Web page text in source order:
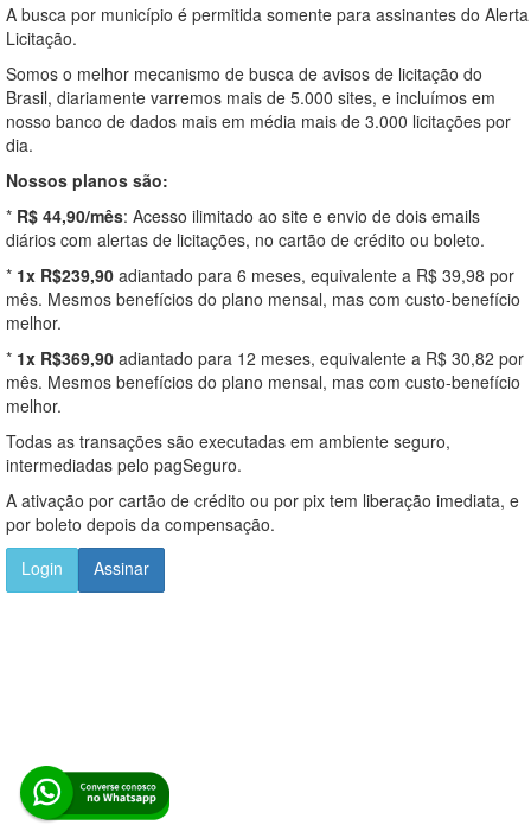
A busca por município é permitida somente para assinantes do Alerta
Licitação.
Somos o melhor mecanismo de busca de avisos de licitação do
Brasil, diariamente varremos mais de 5.000 sites, e incluímos em
nosso banco de dados mais em média mais de 3.000 licitações por
dia.
Nossos planos são:
* R$ 44,90/mês: Acesso ilimitado ao site e envio de dois emails
diários com alertas de licitações, no cartão de crédito ou boleto.
* 1x R$239,90 adiantado para 6 meses, equivalente a R$ 39,98 por
mês. Mesmos benefícios do plano mensal, mas com custo-benefício
melhor.
* 1x R$369,90 adiantado para 12 meses, equivalente a R$ 30,82 por
mês. Mesmos benefícios do plano mensal, mas com custo-benefício
melhor.
Todas as transações são executadas em ambiente seguro,
intermediadas pelo pagSeguro.
A ativação por cartão de crédito ou por pix tem liberação imediata, e
por boleto depois da compensação.
Login
Assinar